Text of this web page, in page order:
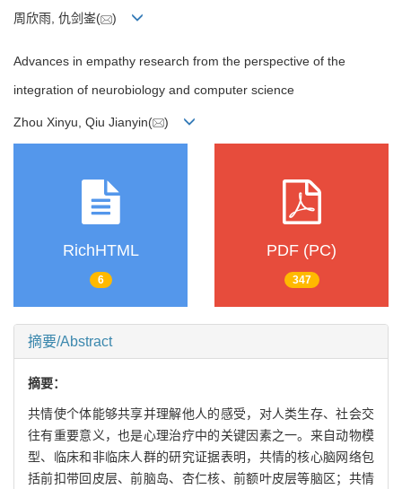
周欣雨, 仇剑崟( )
Advances in empathy research from the perspective of the
integration of neurobiology and computer science
Zhou Xinyu, Qiu Jianyin( )
RichHTML
6
PDF (PC)
347
摘要/Abstract
摘要：
共情使个体能够共享并理解他人的感受，对人类生存、社会交
往有重要意义，也是心理治疗中的关键因素之一。来自动物模
型、临床和非临床人群的研究证据表明，共情的核心脑网络包
括前扣带回皮层、前脑岛、杏仁核、前额叶皮层等脑区；共情